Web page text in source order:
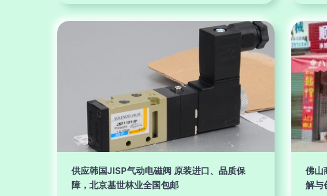
供应韩国JISP气动电磁阀 原装进口、品质保
障，北京基世林业全国包邮
佛山
解与